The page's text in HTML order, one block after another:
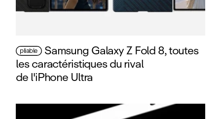
pliable Samsung Galaxy Z Fold 8, toutes
les caractéristiques du rival
de l'iPhone Ultra